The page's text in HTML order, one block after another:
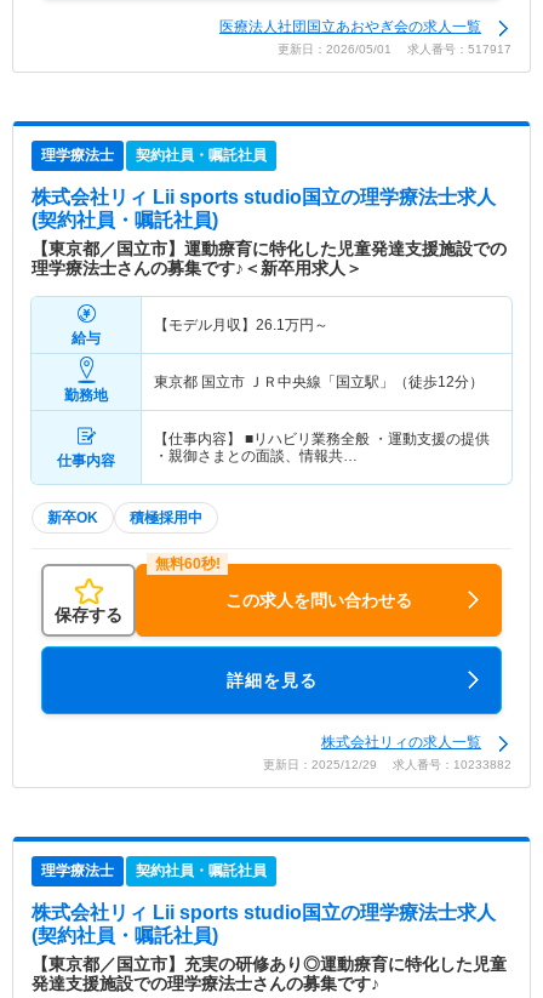
医療法人社団国立あおやぎ会の求人一覧
更新日：2026/05/01 求人番号：517917
理学療法士 契約社員・嘱託社員
株式会社リィ Lii sports studio国立の理学療法士求人
(契約社員・嘱託社員)
【東京都／国立市】運動療育に特化した児童発達支援施設での
理学療法士さんの募集です♪＜新卒用求人＞
給与
【モデル月収】 26.1万円～
勤務地
東京都 国立市 ＪＲ中央線「国立駅」（徒歩12分）
仕事内容
【仕事内容】 ■リハビリ業務全般 ・運動支援の提供
・親御さまとの面談、情報共…
新卒OK 積極採用中
保存する
この求人を問い合わせる
詳細を見る
株式会社リィの求人一覧
更新日：2025/12/29 求人番号：10233882
理学療法士 契約社員・嘱託社員
株式会社リィ Lii sports studio国立の理学療法士求人
(契約社員・嘱託社員)
【東京都／国立市】充実の研修あり◎運動療育に特化した児童
発達支援施設での理学療法士さんの募集です♪